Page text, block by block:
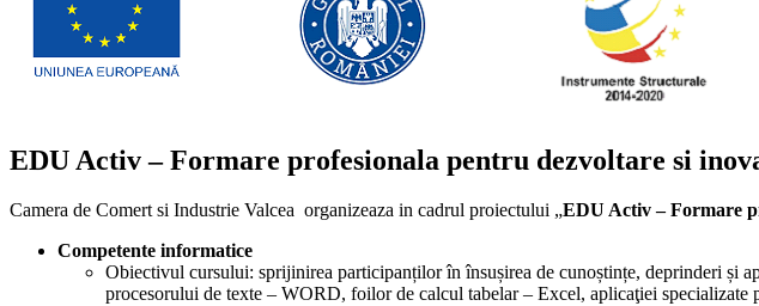
EDU Activ – Formare profesionala pentru dezvoltare si
Camera de Comert si Industrie Valcea organizeaza in cadrul proiectului „EDU Activ – Formare
Competente informatice
Obiectivul cursului: sprijinirea participanților în însușirea de cunoștințe, deprinderi și
procesorului de texte – WORD, foilor de calcul tabelar – Excel, aplicaţiei